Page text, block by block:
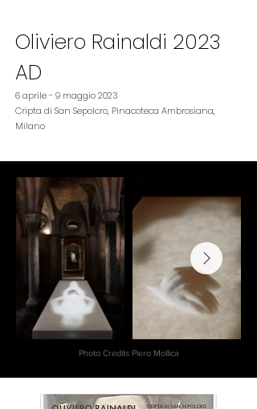
Oliviero Rainaldi 2023
AD
6 aprile - 9 maggio 2023
Cripta di San Sepolcro, Pinacoteca Ambrosiana,
Milano
Photo Credits Piero Mollica